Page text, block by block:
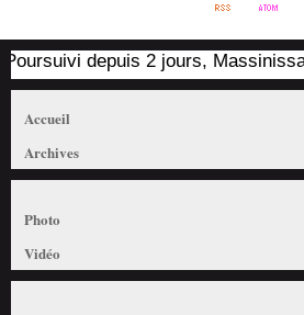
depuis 2 jours,
Accueil
Archives
Photo
Vidéo